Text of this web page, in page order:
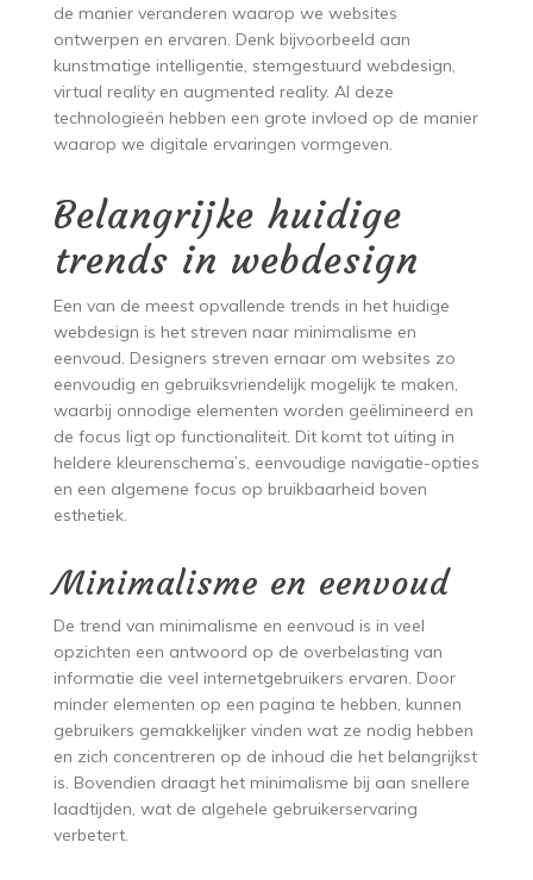
de manier veranderen waarop we websites
ontwerpen en ervaren. Denk bijvoorbeeld aan
kunstmatige intelligentie, stemgestuurd webdesign,
virtual reality en augmented reality. Al deze
technologieën hebben een grote invloed op de manier
waarop we digitale ervaringen vormgeven.
Belangrijke huidige
trends in webdesign
Een van de meest opvallende trends in het huidige
webdesign is het streven naar minimalisme en
eenvoud. Designers streven ernaar om websites zo
eenvoudig en gebruiksvriendelijk mogelijk te maken,
waarbij onnodige elementen worden geëlimineerd en
de focus ligt op functionaliteit. Dit komt tot uiting in
heldere kleurenschema’s, eenvoudige navigatie-opties
en een algemene focus op bruikbaarheid boven
esthetiek.
Minimalisme en eenvoud
De trend van minimalisme en eenvoud is in veel
opzichten een antwoord op de overbelasting van
informatie die veel internetgebruikers ervaren. Door
minder elementen op een pagina te hebben, kunnen
gebruikers gemakkelijker vinden wat ze nodig hebben
en zich concentreren op de inhoud die het belangrijkst
is. Bovendien draagt het minimalisme bij aan snellere
laadtijden, wat de algehele gebruikerservaring
verbetert.